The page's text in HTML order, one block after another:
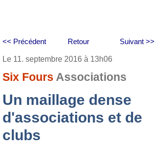
Retour
<< Précédent Suivant >>
Le 11. septembre 2016 à 13h06
Six Fours Associations
Un maillage dense
d'associations et de
clubs